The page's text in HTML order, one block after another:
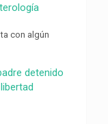
con algún
detenido